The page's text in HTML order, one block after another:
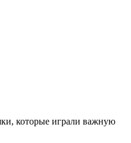
которые играли важную